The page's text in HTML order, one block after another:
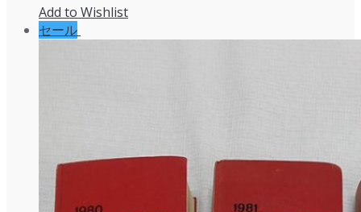
Add to Wishlist
セール